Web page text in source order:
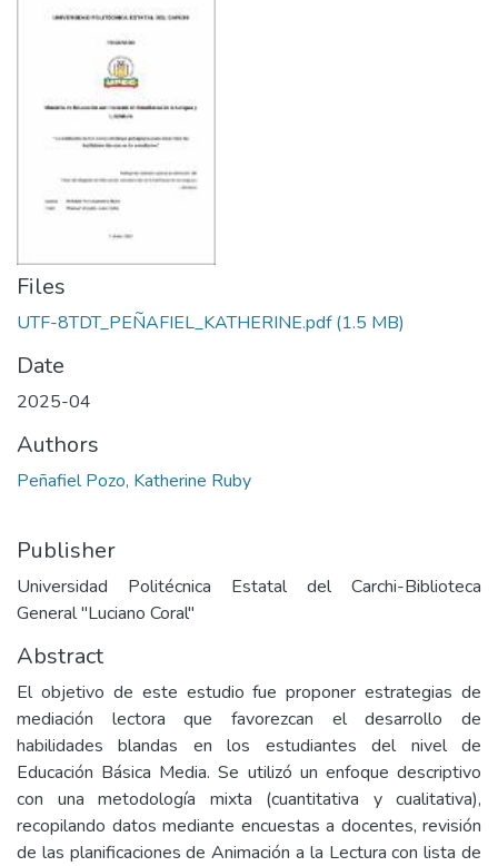
Files
UTF-8TDT_PEÑAFIEL_KATHERINE.pdf(1.5 MB)
Date
2025-04
Authors
Peñafiel Pozo, Katherine Ruby
Publisher
Universidad Politécnica Estatal del Carchi-Biblioteca
General "Luciano Coral"
Abstract
El objetivo de este estudio fue proponer estrategias de
mediación lectora que favorezcan el desarrollo de
habilidades blandas en los estudiantes del nivel de
Educación Básica Media. Se utilizó un enfoque descriptivo
con una metodología mixta (cuantitativa y cualitativa),
recopilando datos mediante encuestas a docentes, revisión
de las planificaciones de Animación a la Lectura con lista de